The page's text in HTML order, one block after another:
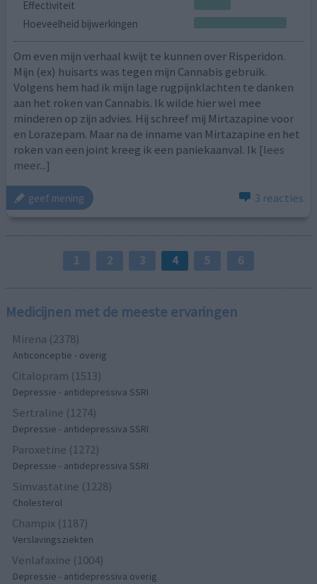
Effectiviteit
Hoeveelheid bijwerkingen
Om even mijn verhaal kwijt te kunnen over Risperidon.
Mijn (ex) huisarts was tegen mijn Cannabis gebruik.
Volgens hem had ik mijn lage rugpijnklachten te danken
aan het roken van Cannabis. Ik wilde hier wel mee
minderen op zijn advies. Hij schreef mij Mirtazapine voor
en Lorazepam. Maar na de inname van Mirtazapine en het
roken van een joint kreeg ik een paniekaanval. Ik [lees
meer...]
geef mening 3 reacties
1 2 3 4 5 6
Medicijnen met de meeste ervaringen
Mirena (2378)
Anticonceptie - overig
Citalopram (1513)
Depressie - antidepressiva SSRI
Sertraline (1274)
Depressie - antidepressiva SSRI
Paroxetine (1272)
Depressie - antidepressiva SSRI
Simvastatine (1228)
Cholesterol
Champix (1187)
Verslavingsziekten
Venlafaxine (1004)
Depressie - antidepressiva overig